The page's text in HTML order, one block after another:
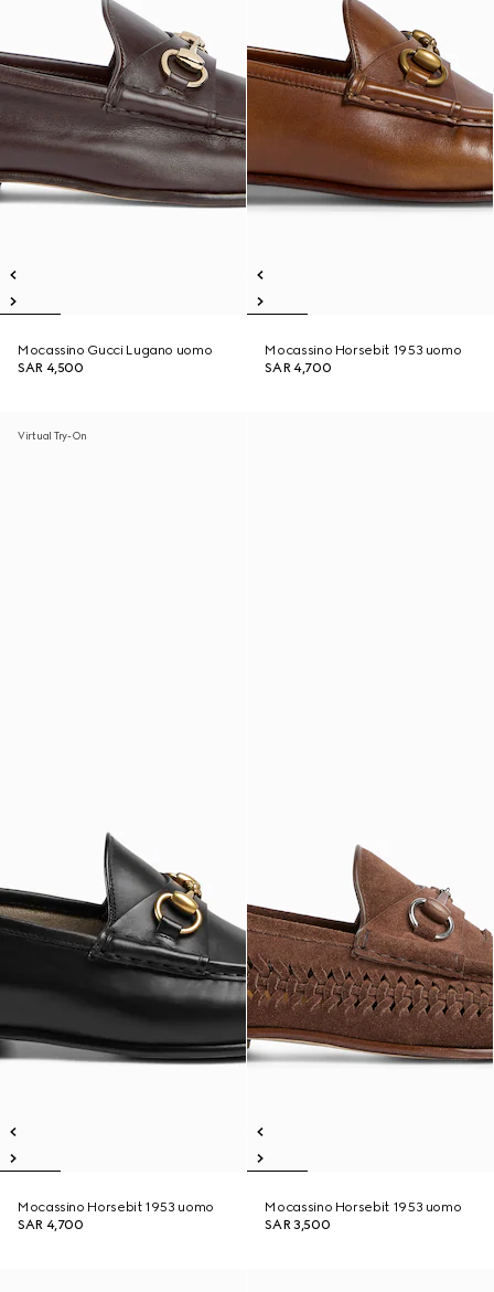
Mocassino Gucci Lugano uomo
SAR 4,500
Mocassino Horsebit 1953 uomo
SAR 4,700
Virtual Try-On
Mocassino Horsebit 1953 uomo
SAR 4,700
Mocassino Horsebit 1953 uomo
SAR 3,500